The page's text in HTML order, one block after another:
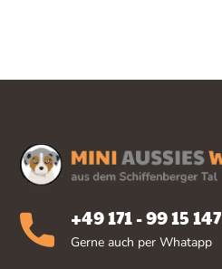
+49 171 - 99 15 147
Gerne auch per Whatapp